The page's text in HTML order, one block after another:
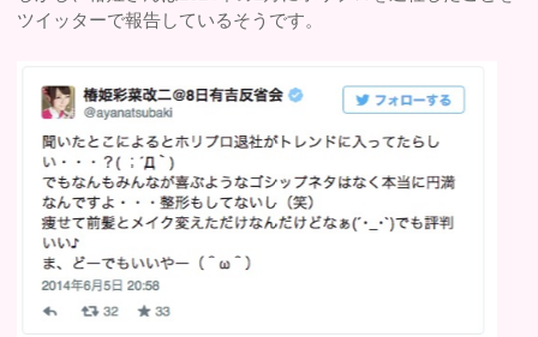
ツイッターで報告しているそうです。